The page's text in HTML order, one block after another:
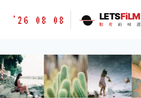
胶
味
道
LETSFILM
'26 08 08 LETSFiLM
胶 片 的 味 道